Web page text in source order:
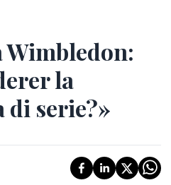
Wimbledon:
la
di serie?»